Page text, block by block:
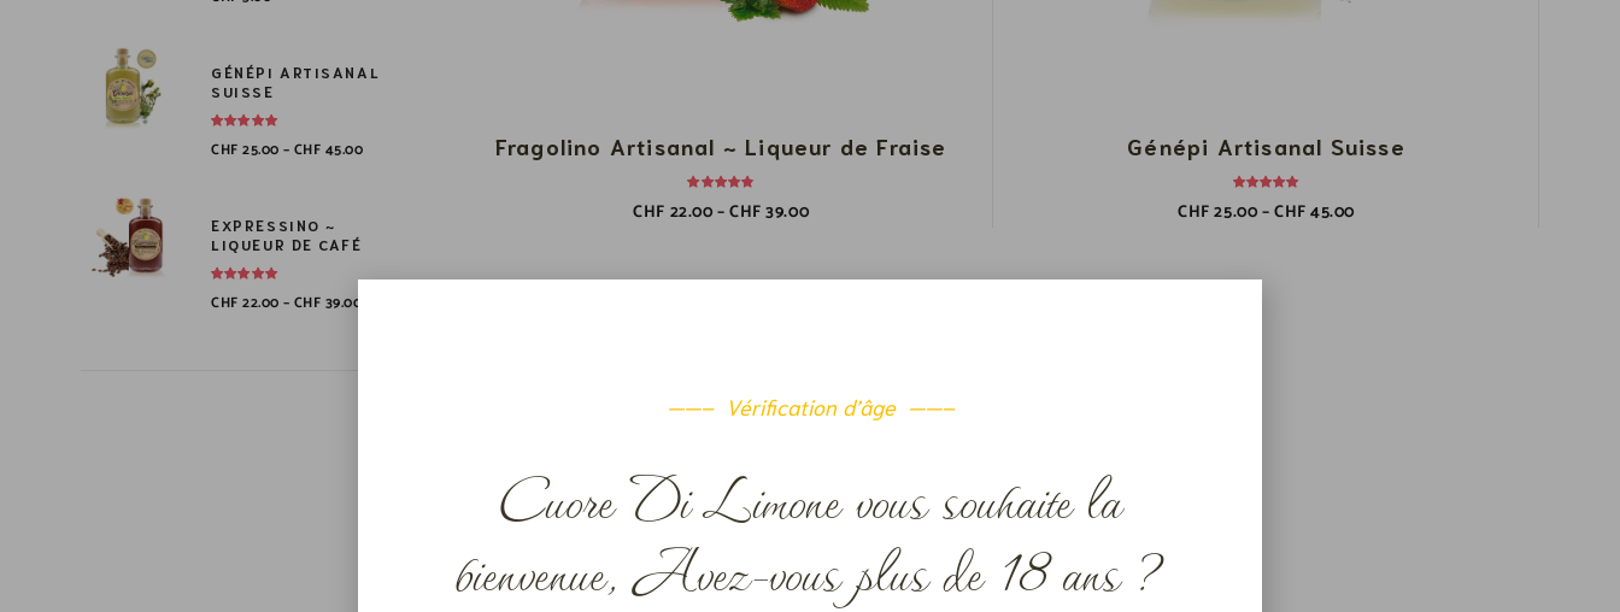
Fragolino Artisanal ~ Liqueur de Fraise
CHF 22.00–CHF39.00
Génépi Artisanal Suisse
CHF25.00–CHF45.00
GÉNÉPI ARTISANAL
SUISSE
CHF 25.00 – CHF 45.00
EXPRESSINO ~
LIQUEUR DE CAFÉ
CHF 22.00 – CHF 39.00
——– Vérification d’âge ——–
Cuore Di Limone vous souhaite la
bienvenue, Avez-vous plus de 18 ans ?